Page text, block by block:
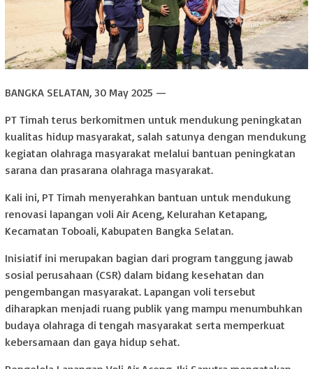
BANGKA SELATAN, 30 May 2025 —
PT Timah terus berkomitmen untuk mendukung peningkatan
kualitas hidup masyarakat, salah satunya dengan mendukung
kegiatan olahraga masyarakat melalui bantuan peningkatan
sarana dan prasarana olahraga masyarakat.
Kali ini, PT Timah menyerahkan bantuan untuk mendukung
renovasi lapangan voli Air Aceng, Kelurahan Ketapang,
Kecamatan Toboali, Kabupaten Bangka Selatan.
Inisiatif ini merupakan bagian dari program tanggung jawab
sosial perusahaan (CSR) dalam bidang kesehatan dan
pengembangan masyarakat. Lapangan voli tersebut
diharapkan menjadi ruang publik yang mampu menumbuhkan
budaya olahraga di tengah masyarakat serta memperkuat
kebersamaan dan gaya hidup sehat.